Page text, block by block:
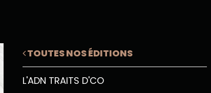
TOUTES NOS ÉDITIONS
L'ADN TRAITS D'CO